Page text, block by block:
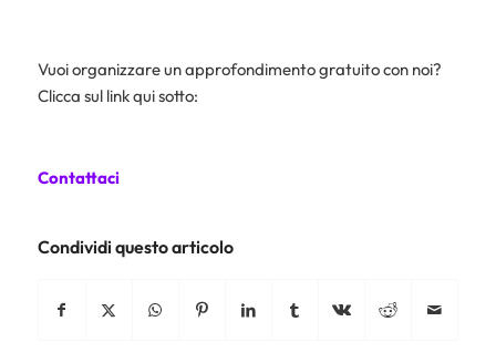
Vuoi organizzare un approfondimento gratuito con noi?
Clicca sul link qui sotto:
Contattaci
Condividi questo articolo